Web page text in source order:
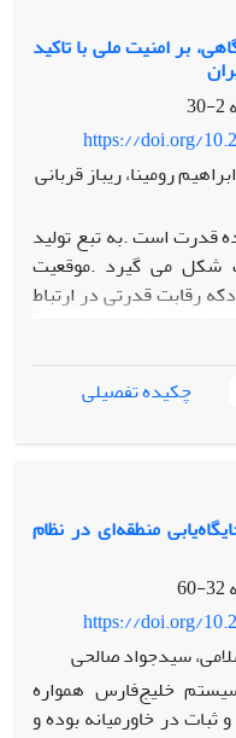
بر امنیت ملی با تاکید
2-30
https://doi.org/
رومینا، ریباز قربانی
قدرت است .به تبع تولید
شکل می گیرد .موقعیت
رقابت قدرتی در ارتباط
ژئوپلیتیکی در جریان
با یکدیگر بتوانند
ژئوپلیتیکی نسبت به
ملی خود خواهند افزود.
ایران از نوع
هوایی جهانی
فراوری نشده و رقبای
پژوهش حاضر با موقعیت
فعال، به ظرفیت های
این مقاله روش تحقیق
داده ها اسنادی
می دهد که موقعیت
است موجب تولید قدرت وبه
با توجه به ظرفیت
چکیده تفصیلی
منطقه‌ای در نظام
32-60
https://doi.org/
سیدجواد صالحی
خلیج‌فارس همواره
در خاورمیانه بوده و